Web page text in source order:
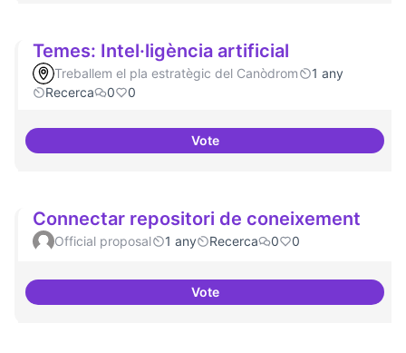
Temes: Intel·ligència artificial
Treballem el pla estratègic del Canòdrom
1 any
Recerca
0 0
VoteTemes: Intel·ligència artificial
Connectar repositori de coneixement
Official proposal 1 any Recerca 0 0
VoteConnectar repositori de